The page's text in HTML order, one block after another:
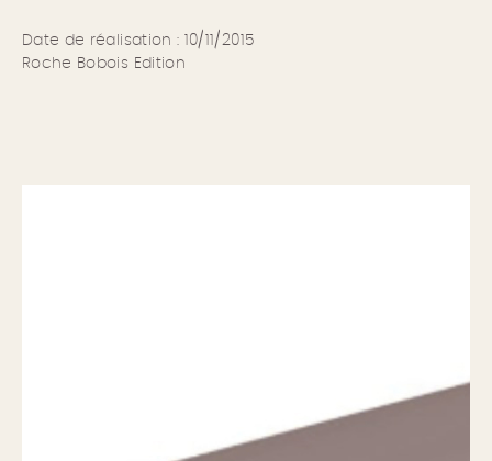
Date de réalisation : 10/11/2015
Roche Bobois Edition